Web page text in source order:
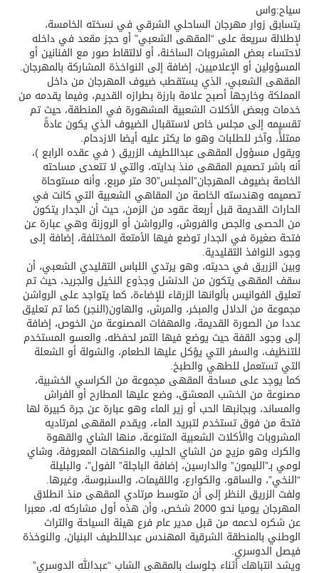
سياح:واس
يتسابق زوار مهرجان الساحلي الشرقي في نسخته الخامسة،
لإطلالة سريعة على “المقهى الشعبي” أو حجز مقعد في داخله
لاحتساء بعض المشروبات الساخنة، أو لالتقاط صور مع الفنانين أو
المسؤولين أو الإعلاميين، إضافة إلى النواخذة المشاركة بالمهرجان.
المقهى الشعبي، الذي يستقطب ضيوف المهرجان من داخل
المملكة وخارجها أصبح علامة بارزة بطرازه القديم، وفيما يقدمه من
خدمات وبعض الأكلات الشعبية المشهورة في المنطقة، حيث تم
تقسيمه إلى مجلس خاص لاستقبال الضيوف الذي يكون عادةً
ممتلأً، وآخر للطلبات وهو ما يكثر عليه أيضا الازدحام.
ويقول مسؤول المقهى عبداللطيف الزريق ( في عقده الرابع )،
أنه باشر تصميم المقهى منذ بدايته، والتي لا تتعدى مساحته
الخاصة بضيوف المهرجان”المجلس”30 متر مربع، وأنه مستوحاة
تصميمه وهندسته الخاصة من المقاهي الشعبية التي كانت في
الحارات القديمة قبل أربعة عقود من الزمن، حيث أن الجدار يتكون
من الحصى والجص والفروش، والرواشن أو الروزنة وهي عبارة عن
فتحة صغيرة في الجدار توضع فيها الأمتعة المختلفة، إضافة إلى
وجود النوافذ التقليدية.
وبين الزريق في حديثه، وهو يرتدي اللباس التقليدي الشعبي، أن
سقف المقهى يتكون من الدنشل وجذوع النخيل والجريد، حيث تم
تعليق الفوانيس بألوانها الزرقاء للإضاءة، كما يتواجد على الرواشن
مجموعة من الدلال والمبخر، والمرش، والهاون(النجر) كما تم تعليق
عددا من الصورة القديمة، والمهفات المصنوعة من الخوص، إضافة
إلى وجود القفة حيث يوضع فيها التمر لحفظه، والعسو المستخدم
للتنظيف، والسفر التي يؤكل عليها الطعام، والشولة أو الشعلة
التي تستعمل للطهي والطبخ.
كما يوجد على مساحة المقهى مجموعة من الكراسي الخشبية،
مصنوعة من الخشب المعشق، وضع عليها المطارح أو الفراش
والمساند، وبجانبها الحب أو زير الماء وهو عبارة عن جرة كبيرة لها
فتحة من فوق تستخدم لتبريد الماء، ويقدم المقهى لمرتاديه
المشروبات والأكلات الشعبية المتنوعة، منها الشاي والقهوة
والكرك وهو مزيج من الشاي الحليب والمنكهات المعروفة، وشاي
لومي بـ”الليمون” والدارسين، إضافة الباجلة” الفول”، والبليلة
“النخي”، والساقو، والكوارع، واللقيمات، والسنبوسة، وغيرها.
ولفت الزريق النظر إلى أن متوسط مرتادي المقهى منذ انطلاق
المهرجان يوميا نحو 2000 شخص، وأن هذه أول مشاركه له، معبرا
عن شكره لدعمه من قبل مدير عام فرع هيئة السياحة والتراث
الوطني بالمنطقة الشرقية المهندس عبداللطيف البنيان، والنوخذة
فيصل الدوسري.
ويشد انتباهك أثناء جلوسك بالمقهى الشاب “عبدالله الدوسري”